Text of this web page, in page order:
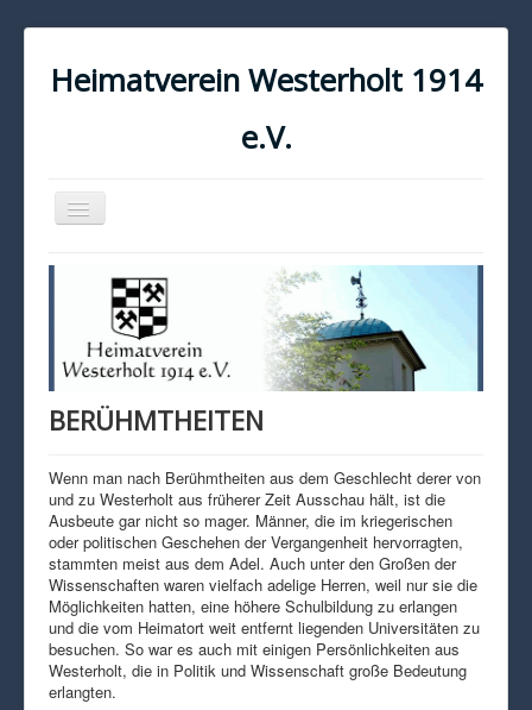
Heimatverein Westerholt 1914
e.V.
Navigation
an/aus
KONTAKT
IMPRESSUM
DATENSCHUTZ
BERÜHMTHEITEN
Wenn man nach Berühmtheiten aus dem Geschlecht derer von
und zu Westerholt aus früherer Zeit Ausschau hält, ist die
Ausbeute gar nicht so mager. Männer, die im kriegerischen
oder politischen Geschehen der Vergangenheit hervorragten,
stammten meist aus dem Adel. Auch unter den Großen der
Wissenschaften waren vielfach adelige Herren, weil nur sie die
Möglichkeiten hatten, eine höhere Schulbildung zu erlangen
und die vom Heimatort weit entfernt liegenden Universitäten zu
besuchen. So war es auch mit einigen Persönlichkeiten aus
Westerholt, die in Politik und Wissenschaft große Bedeutung
erlangten.